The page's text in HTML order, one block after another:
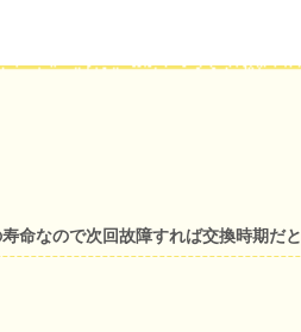
命なので次回故障すれば交換時期だと